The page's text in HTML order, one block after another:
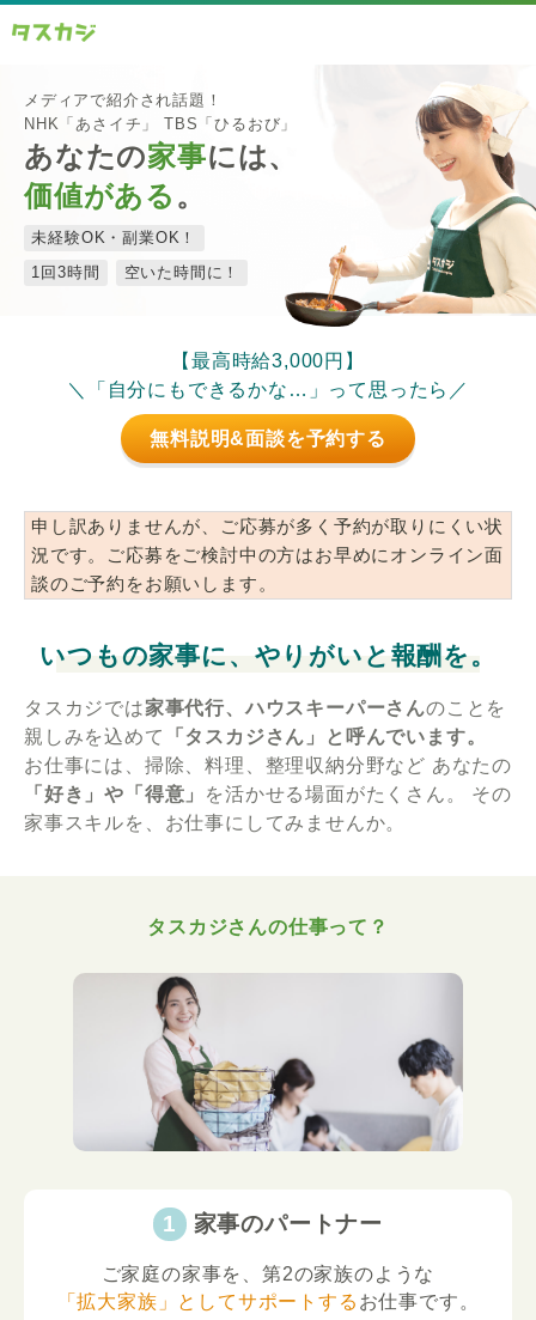
メディアで紹介され話題！
NHK「あさイチ」 TBS「ひるおび」
あなたの家事には、
価値がある 。
未経験OK・副業OK！
1回3時間
空いた時間に！
【最高時給3,000円】
＼「自分にもできるかな…」って思ったら／
無料説明&面談を予約する
申し訳ありませんが、ご応募が多く予約が取りにくい状
況です。ご応募をご検討中の方はお早めにオンライン面
談のご予約をお願いします。
いつもの家事に、やりがいと報酬を。
タスカジでは家事代行、ハウスキーパーさんのことを
親しみを込めて
「タスカジさん」と呼んでいます。
お仕事には、掃除、料理、整理収納分野など あなたの
「好き」や「得意」
を活かせる場面がたくさん。
その
家事スキルを、お仕事にしてみませんか。
タスカジさんの仕事って？
家事のパートナー
ご家庭の家事を、第2の家族のような
「拡大家族」としてサポートする お仕事です。